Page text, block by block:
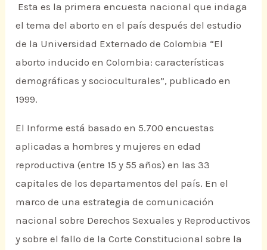
Esta es la primera encuesta nacional que indaga
el tema del aborto en el país después del estudio
de la Universidad Externado de Colombia “El
aborto inducido en Colombia: características
demográficas y socioculturales”, publicado en
1999.
El Informe está basado en 5.700 encuestas
aplicadas a hombres y mujeres en edad
reproductiva (entre 15 y 55 años) en las 33
capitales de los departamentos del país. En el
marco de una estrategia de comunicación
nacional sobre Derechos Sexuales y Reproductivos
y sobre el fallo de la Corte Constitucional sobre la